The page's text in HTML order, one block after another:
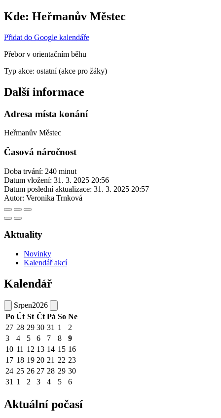
Kde: Heřmanův Městec
Přidat do Google kalendáře
Přebor v orientačním běhu
Typ akce: ostatní (akce pro žáky)
Další informace
Adresa místa konání
Heřmanův Městec
Časová náročnost
Doba trvání: 240 minut
Datum vložení: 31. 3. 2025 20:56
Datum poslední aktualizace: 31. 3. 2025 20:57
Autor: Veronika Trnková
Aktuality
Novinky
Kalendář akcí
Kalendář
Srpen2026
Po Út St Čt Pá So Ne
27 28 29 30 31 1
2
3
4 5 6 7 8
9
10 11 12 13 14 15 16
17 18 19 20 21 22 23
24 25 26 27 28 29 30
31 1 2 3 4 5 6
Aktuální počasí